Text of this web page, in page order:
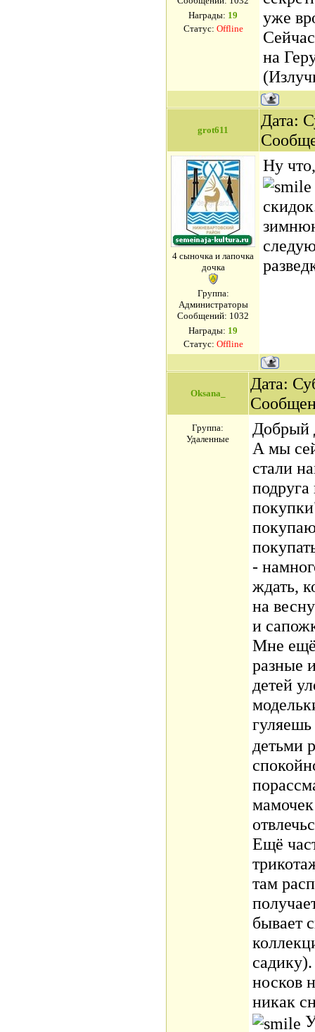
Награды: 19
Статус: Offline
уже
на
grot611
Дата:
4 сыночка и лапочка
дочка
Группа:
Администраторы
Сообщений: 1032
Награды: 19
Статус: Offline
Ну
Oksana_
Дата:
Группа:
Удаленные
Добрый
А мы
стали
-
ждать,
на
и
Мне ещё
разные
детей
гуляешь
детьми
Ещё
там
бывает
носков
никак